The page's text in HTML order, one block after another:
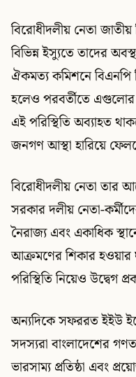
বিরোধীদলীয় নেতা
বিভিন্ন ইস্যুতে তাদের
ঐকমত্য কমিশনে বিএনপি
হলেও পরবর্তীতে এগুলোর
এই পরিস্থিতি অব্যাহত
জনগণ আস্থা হারিয়ে
বিরোধীদলীয় নেতা তার
সরকার দলীয় নেতা-
নৈরাজ্য এবং একাধিক
আক্রমণের শিকার হওয়ার
পরিস্থিতি নিয়েও উদ্বেগ
অন্যদিকে সফররত ইইউ
সদস্যরা বাংলাদেশের
ভারসাম্য প্রতিষ্ঠা এবং